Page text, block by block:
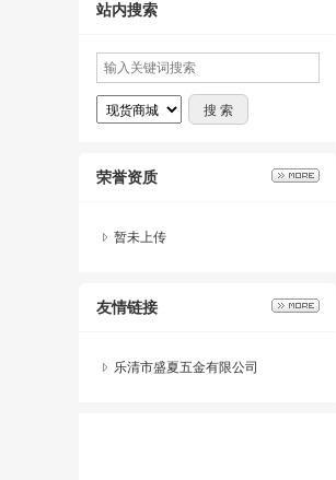
站内搜索
荣誉资质
暂未上传
友情链接
乐清市盛夏五金有限公司